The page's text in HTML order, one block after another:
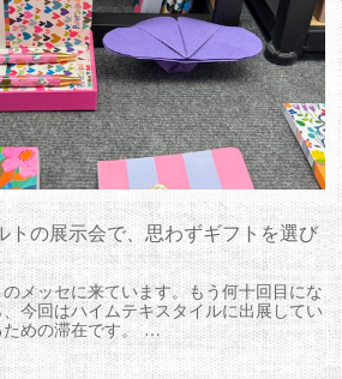
トの展示会で、思わずギフトを選び
メッセに来ています。もう何十回目にな
今回はハイムテキスタイルに出展してい
ための滞在です。 …